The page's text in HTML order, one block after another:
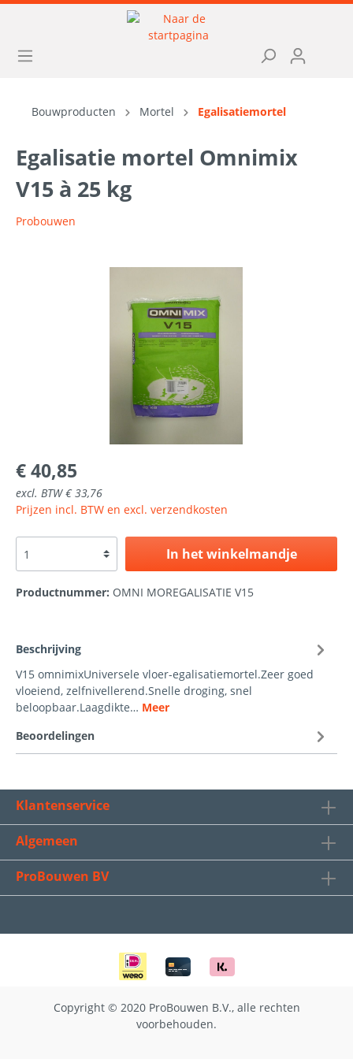
Bouwproducten Mortel Egalisatiemortel
Egalisatie mortel Omnimix
V15 à 25 kg
Probouwen
€ 40,85
excl. BTW € 33,76
Prijzen incl. BTW en excl. verzendkosten
In het winkelmandje
Productnummer: OMNI MOREGALISATIE V15
Beschrijving
V15 omnimixUniversele vloer-egalisatiemortel.Zeer goed
vloeiend, zelfnivellerend.Snelle droging, snel
beloopbaar.Laagdikte… Meer
Beoordelingen
Klantenservice
Algemeen
ProBouwen BV
Copyright © 2020 ProBouwen B.V., alle rechten
voorbehouden.